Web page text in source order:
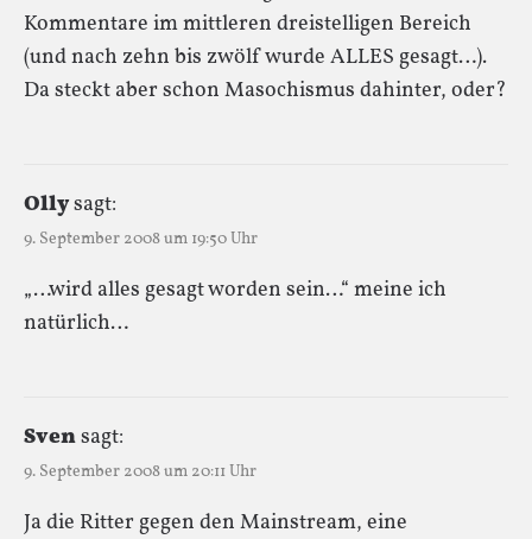
Kommentare im mittleren dreistelligen Bereich
(und nach zehn bis zwölf wurde ALLES gesagt…).
Da steckt aber schon Masochismus dahinter, oder?
Ollysagt:
9. September 2008 um 19:50 Uhr
„…wird alles gesagt worden sein…“ meine ich
natürlich…
Svensagt:
9. September 2008 um 20:11 Uhr
Ja die Ritter gegen den Mainstream, eine